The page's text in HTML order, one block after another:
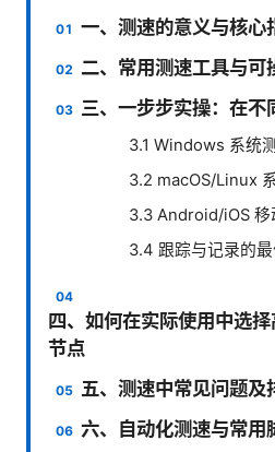
一、测速的意义与核心
二、常用测速工具与可
三、一步步实操：在不
3.1 Windows 系统
3.2 macOS/Linux
3.3 Android/iOS 移
3.4 跟踪与记录的
四、如何在实际使用中选
节点
五、测速中常见问题及
六、自动化测速与常用